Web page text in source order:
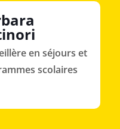
en séjours et
scolaires